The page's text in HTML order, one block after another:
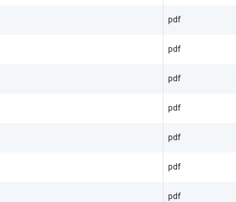
pdf
pdf
pdf
pdf
pdf
pdf
pdf